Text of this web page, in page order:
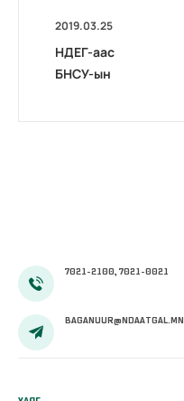
2019.03.25
НДЕГ-аас
БНСУ-ын
зохион
7021-2100, 7021-0021
BAGANUUR@NDAATGAL.MN